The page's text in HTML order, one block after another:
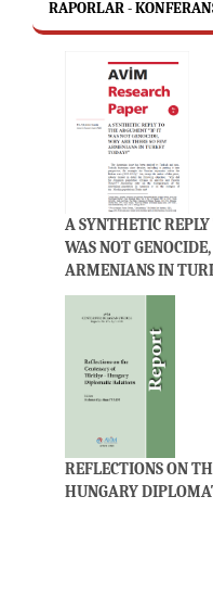
RAPORLAR -
A SYNTHETIC
WAS NOT
ARMENIANS IN
REFLECTIONS ON
HUNGARY